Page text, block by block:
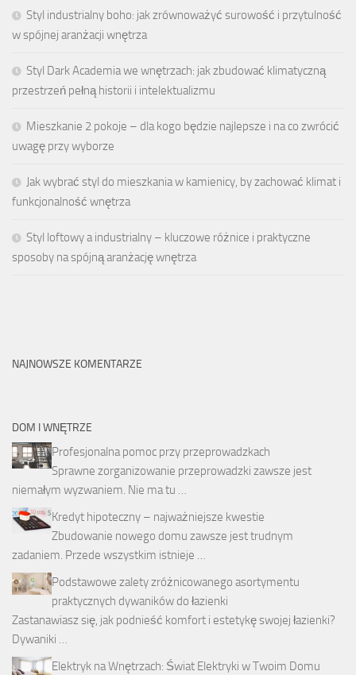
Styl industrialny boho: jak zrównoważyć surowość i przytulność
w spójnej aranżacji wnętrza
Styl Dark Academia we wnętrzach: jak zbudować klimatyczną
przestrzeń pełną historii i intelektualizmu
Mieszkanie 2 pokoje – dla kogo będzie najlepsze i na co zwrócić
uwagę przy wyborze
Jak wybrać styl do mieszkania w kamienicy, by zachować klimat i
funkcjonalność wnętrza
Styl loftowy a industrialny – kluczowe różnice i praktyczne
sposoby na spójną aranżację wnętrza
NAJNOWSZE KOMENTARZE
DOM I WNĘTRZE
Profesjonalna pomoc przy przeprowadzkach
Sprawne zorganizowanie przeprowadzki zawsze jest
niemałym wyzwaniem. Nie ma tu …
Kredyt hipoteczny – najważniejsze kwestie
Zbudowanie nowego domu zawsze jest trudnym
zadaniem. Przede wszystkim istnieje …
Podstawowe zalety zróżnicowanego asortymentu
praktycznych dywaników do łazienki
Zastanawiasz się, jak podnieść komfort i estetykę swojej łazienki?
Dywaniki …
Elektryk na Wnętrzach: Świat Elektryki w Twoim Domu